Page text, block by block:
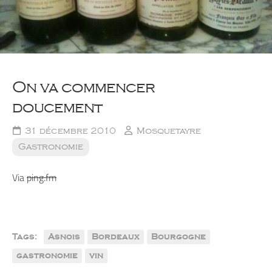
On va commencer
doucement
31 décembre 2010
Mosquetayre
Gastronomie
Viaping.fm
Tags: Asnois Bordeaux
Bourgogne
gastronomie
vin